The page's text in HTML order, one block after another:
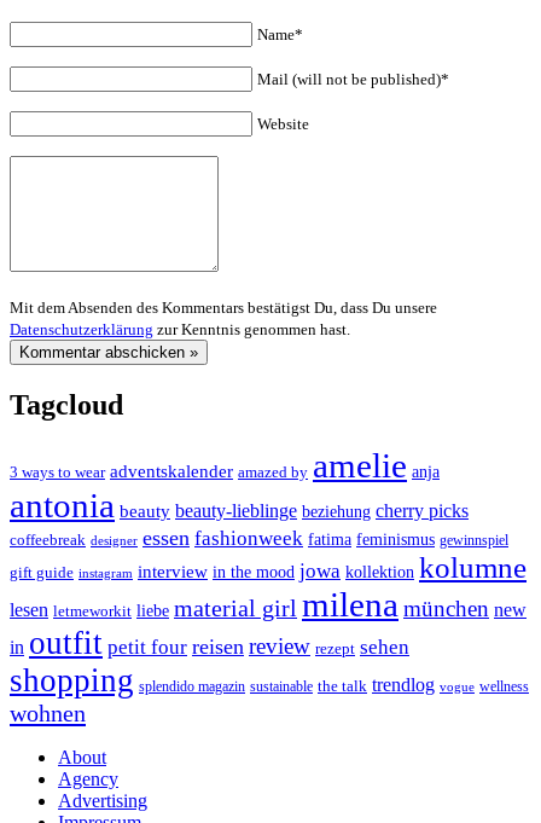
Name*
Mail (will not be published)*
Website
Mit dem Absenden des Kommentars bestätigst Du, dass Du unsere
Datenschutzerklärung zur Kenntnis genommen hast.
Tagcloud
3 ways to wear adventskalender amazed by amelie anja
antonia beauty beauty-lieblinge beziehung cherry picks
coffeebreak designer essen fashionweek fatima feminismus gewinnspiel
gift guide instagram interview in the mood jowa kollektion kolumne
lesen letmeworkit liebe material girl milena münchen new
in outfit petit four reisen review rezept sehen
shopping splendido magazin sustainable the talk trendlog vogue wellness
wohnen
About
Agency
Advertising